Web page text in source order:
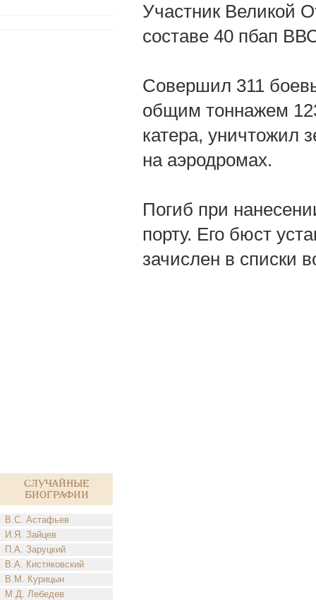
Случайные
биографии
В.С. Астафьев
И.Я. Зайцев
П.А. Заруцкий
В.А. Кистяковский
В.М. Курицын
М.Д. Лебедев
Участник Великой
составе 40 пбап
Совершил 311
общим тоннажем
катера, уничтожил
на аэродромах.
Погиб при
порту. Его бюст
зачислен в списки